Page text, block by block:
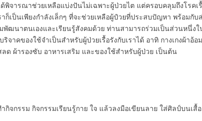
พิจารณาช่วยเหลือแบ่งปันไม่เฉพาะผู้ป่วยไต แต่ครอบคลุมถึงโรคเ
เป็นเพียงกำลังเล็กๆ ที่จะช่วยเหลือผู้ปํวยที่ประสบปัญหา พร้อมกับ
ฒนาตนเองและเรียนรู้สังคมด้วย ท่านสามารถร่วมเป็นส่วนหนึ่งใ
าคของใช้จำเป็นสำหรับผู้ป่วยเรื้อรังกับเราได้ อาทิ กางเกงผ้าอ้อม
ผ้ารองซับ อาหารเสริม และของใช้สำหรับผู้ป่วย เป็นต้น
กิจกรรม กิจกรรมเรียนรู้กาย ใจ แล้วลงมือเขียนลาย ใส่ศิลป์บนเสื้อ